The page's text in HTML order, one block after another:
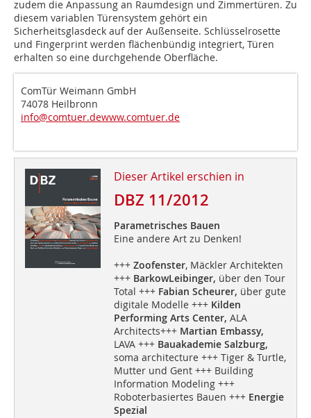
zudem die Anpassung an Raumdesign und Zimmertüren. Zu
diesem variablen Türensystem gehört ein
Sicherheitsglasdeck auf der Außenseite. Schlüsselrosette
und Fingerprint werden flächenbündig integriert, Türen
erhalten so eine durchgehende Oberfläche.
ComTür Weimann GmbH
74078 Heilbronn
info@comtuer.dewww.comtuer.de
Dieser Artikel erschien in
DBZ 11/2012
Parametrisches Bauen
Eine andere Art zu Denken!
+++ Zoofenster, Mäckler Architekten
+++BarkowLeibinger, über den Tour
Total +++Fabian Scheurer, über gute
digitale Modelle +++ Kilden
Performing Arts Center, ALA
Architects+++ Martian Embassy,
LAVA +++ Bauakademie Salzburg,
soma architecture +++ Tiger & Turtle,
Mutter und Gent +++ Building
Information Modeling +++
Roboterbasiertes Bauen +++ Energie
Spezial